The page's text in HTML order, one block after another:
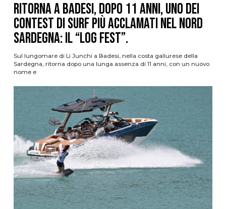
Ritorna a Badesi, dopo 11 anni, uno dei
contest di surf più acclamati nel nord
Sardegna: il “Log Fest”.
Sul lungomare di Li Junchi a Badesi, nella costa gallurese della
Sardegna, ritorna dopo una lunga assenza di 11 anni, con un nuovo
nome e